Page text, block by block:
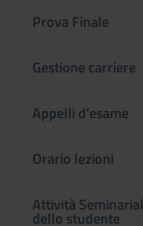
Prova Finale
Gestione carriere
Appelli d'esame
Orario lezioni
Attività
dello studente